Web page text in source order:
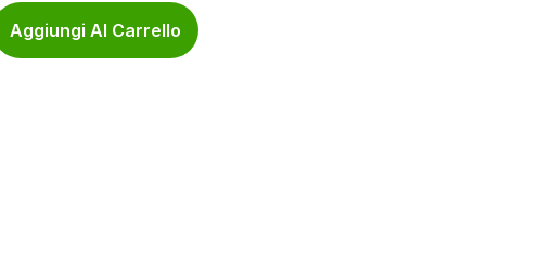
Aggiungi Al Carrello